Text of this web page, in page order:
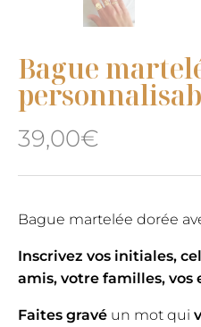
Bague
39,00€
Bague martelée dorée
Inscrivez vos initiales,
amis, votre familles, vos
Faites gravé un mot qui